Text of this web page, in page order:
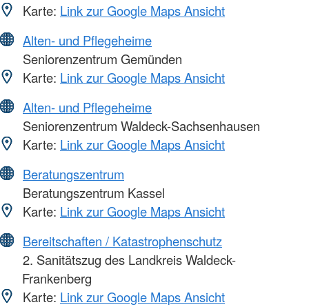
Karte: Link zur Google Maps Ansicht
Alten- und Pflegeheime
Seniorenzentrum Gemünden
Karte: Link zur Google Maps Ansicht
Alten- und Pflegeheime
Seniorenzentrum Waldeck-Sachsenhausen
Karte: Link zur Google Maps Ansicht
Beratungszentrum
Beratungszentrum Kassel
Karte: Link zur Google Maps Ansicht
Bereitschaften / Katastrophenschutz
2. Sanitätszug des Landkreis Waldeck-
Frankenberg
Karte: Link zur Google Maps Ansicht